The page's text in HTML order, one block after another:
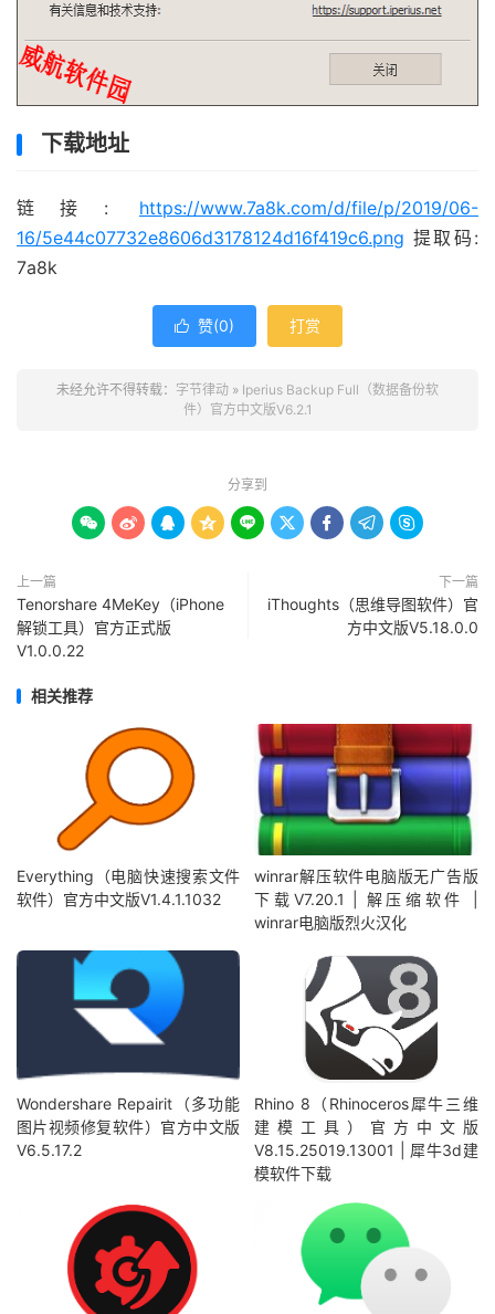
下载地址
链接: https://www.7a8k.com/d/file/p/2019/06-
16/5e44c07732e8606d3178124d16f419c6.png 提取码:
7a8k
 赞(0) 打赏
未经允许不得转载： 字节律动 » Iperius Backup Full（数据备份软
件）官方中文版V6.2.1
分享到
        
上一篇
Tenorshare 4MeKey（iPhone
解锁工具）官方正式版
V1.0.0.22
下一篇
iThoughts（思维导图软件）官
方中文版V5.18.0.0
相关推荐
Everything（电脑快速搜索文件
软件）官方中文版V1.4.1.1032
winrar解压软件电脑版无广告版
下载V7.20.1 | 解压缩软件 |
winrar电脑版烈火汉化
Wondershare Repairit（多功能
图片视频修复软件）官方中文版
V6.5.17.2
Rhino 8（Rhinoceros犀牛三维
建模工具）官方中文版
V8.15.25019.13001 | 犀牛3d建
模软件下载